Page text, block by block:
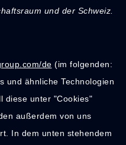
und der Schweiz.
de (im folgenden:
und ähnliche Technologien
diese unter "Cookies"
außerdem von uns
In dem unten stehendem